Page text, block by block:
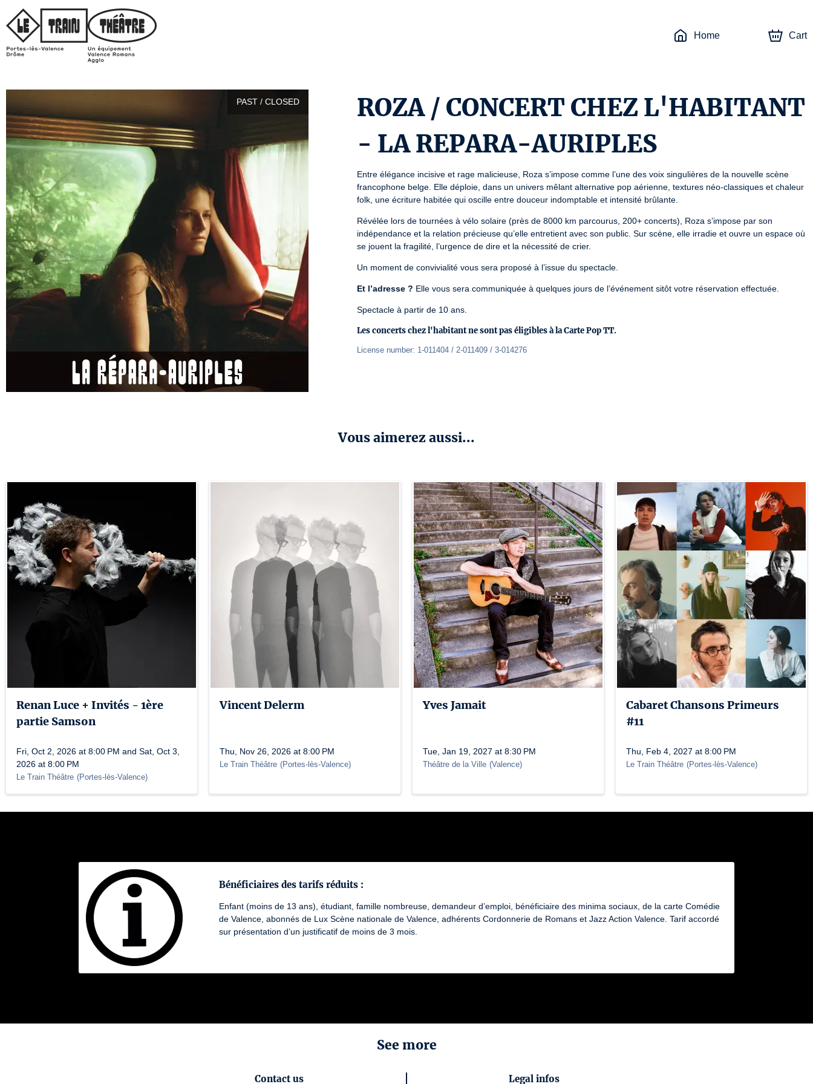
Home Cart
PAST / CLOSED
ROZA / CONCERT CHEZ L'HABITANT
- LA REPARA-AURIPLES
Entre élégance incisive et rage malicieuse, Roza s’impose comme l’une des voix singulières de la nouvelle scène
francophone belge. Elle déploie, dans un univers mêlant alternative pop aérienne, textures néo-classiques et chaleur
folk, une écriture habitée qui oscille entre douceur indomptable et intensité brûlante.
Révélée lors de tournées à vélo solaire (près de 8000 km parcourus, 200+ concerts), Roza s’impose par son
indépendance et la relation précieuse qu’elle entretient avec son public. Sur scène, elle irradie et ouvre un espace où
se jouent la fragilité, l’urgence de dire et la nécessité de crier.
Un moment de convivialité vous sera proposé à l’issue du spectacle.
Et l’adresse ? Elle vous sera communiquée à quelques jours de l’événement sitôt votre réservation effectuée.
Spectacle à partir de 10 ans.
Les concerts chez l'habitant ne sont pas éligibles à la Carte Pop TT.
License number: 1-011404 / 2-011409 / 3-014276
Bénéficiaires des tarifs réduits :
Enfant (moins de 13 ans), étudiant, famille nombreuse, demandeur d’emploi, bénéficiaire des minima sociaux, de la carte Comédie
de Valence, abonnés de Lux Scène nationale de Valence, adhérents Cordonnerie de Romans et Jazz Action Valence. Tarif accordé
sur présentation d’un justificatif de moins de 3 mois.
Vous aimerez aussi...
Renan Luce + Invités - 1ère
partie Samson
Fri, Oct 2, 2026 at 8:00 PM and Sat, Oct 3,
2026 at 8:00 PM
Le Train Théâtre (Portes-lès-Valence)
Vincent Delerm
Thu, Nov 26, 2026 at 8:00 PM
Le Train Théâtre (Portes-lès-Valence)
Yves Jamait
Tue, Jan 19, 2027 at 8:30 PM
Théâtre de la Ville (Valence)
Cabaret Chansons Primeurs
#11
Thu, Feb 4, 2027 at 8:00 PM
Le Train Théâtre (Portes-lès-Valence)
See more
Contact us Legal infos